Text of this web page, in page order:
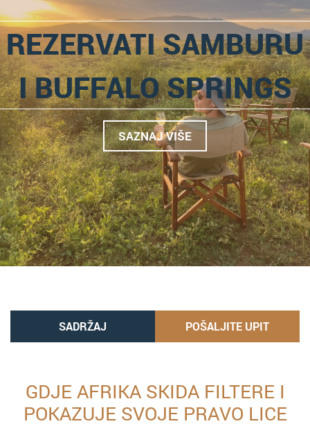
REZERVATI SAMBURU
I BUFFALO SPRINGS
SAZNAJ VIŠE
SADRŽAJ POŠALJITE UPIT
GDJE AFRIKA SKIDA FILTERE I
POKAZUJE SVOJE PRAVO LICE